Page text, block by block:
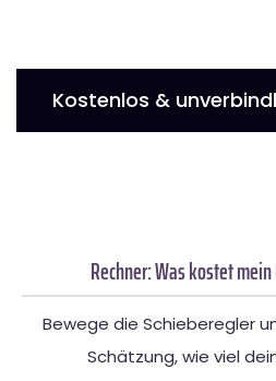
Kostenlos &
Rechner: Was kostet
Bewege die Schieberegler
Schätzung, wie viel